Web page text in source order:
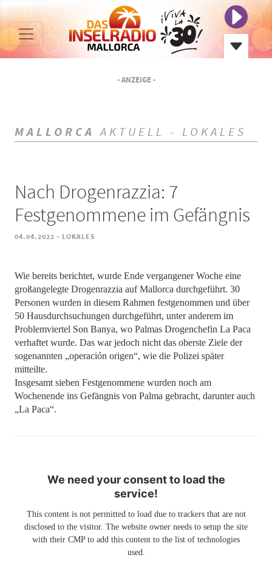
- ANZEIGE -
MALLORCA AKTUELL - LOKALES
Nach Drogenrazzia: 7
Festgenommene im Gefängnis
04.04.2022 - LOKALES
Wie bereits berichtet, wurde Ende vergangener Woche eine
großangelegte Drogenrazzia auf Mallorca durchgeführt. 30
Personen wurden in diesem Rahmen festgenommen und über
50 Hausdurchsuchungen durchgeführt, unter anderem im
Problemviertel Son Banya, wo Palmas Drogenchefin La Paca
verhaftet wurde. Das war jedoch nicht das oberste Ziele der
sogenannten „operación origen“, wie die Polizei später
mitteilte.
Insgesamt sieben Festgenommene wurden noch am
Wochenende ins Gefängnis von Palma gebracht, darunter auch
„La Paca“.
We need your consent to load the
service!
This content is not permitted to load due to trackers that are not
disclosed to the visitor. The website owner needs to setup the site
with their CMP to add this content to the list of technologies
used.